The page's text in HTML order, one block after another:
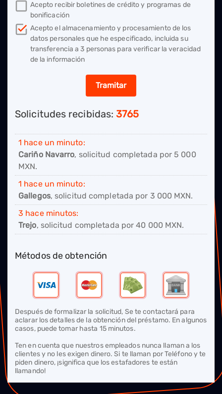
Acepto recibir boletines de crédito y programas de
bonificación
Acepto el almacenamiento y procesamiento de los
datos personales que he especificado, incluida su
transferencia a 3 personas para verificar la veracidad
de la información
Tramitar
Solicitudes recibidas:3765
1 hace un minuto:
Cariño Navarro, solicitud completada por5 000
MXN.
1 hace un minuto:
Gallegos, solicitud completada por 3 000 MXN.
3 hace minutos:
Trejo, solicitud completada por40 000 MXN.
Métodos de obtención
Después de formalizar la solicitud, Se te contactará para
aclarar los detalles de la obtención del préstamo. En algunos
casos, puede tomar hasta 15 minutos.
Ten en cuenta que nuestros empleados nunca llaman a los
clientes y no les exigen dinero. Si te llaman por Teléfono y te
piden dinero, ¡significa que los estafadores te están
llamando!